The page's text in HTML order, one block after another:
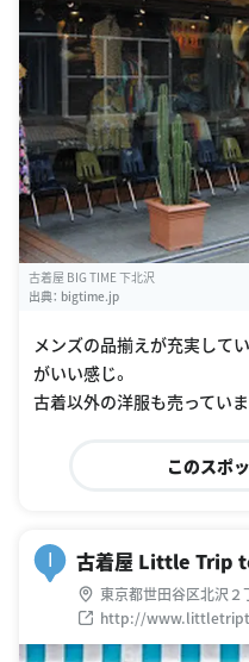
古着屋 BIG TIME 下北沢
出典： bigtime.jp
メンズの品揃えが充実して
がいい感じ。
古着以外の洋服も売っていま
このスポ
I 古着屋 Little Trip
東京都世田谷区北沢
ップトゥヘブン
http://